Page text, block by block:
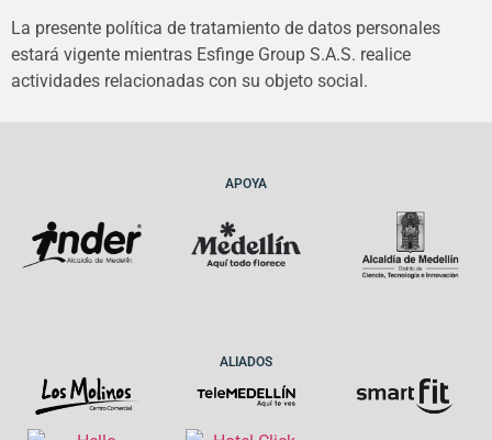
La presente política de tratamiento de datos personales
estará vigente mientras Esfinge Group S.A.S. realice
actividades relacionadas con su objeto social.
APOYA
ALIADOS